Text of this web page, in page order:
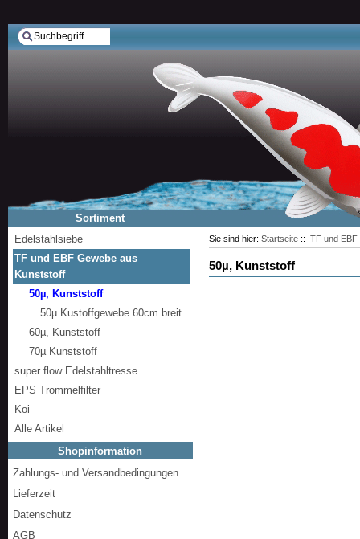
Sie sind hier: Startseite :: TF und
50µ, Kunststoff
Sortiment
Edelstahlsiebe
TF und EBF Gewebe aus
Kunststoff
50µ, Kunststoff
50µ Kustoffgewebe 60cm breit
60µ, Kunststoff
70µ Kunststoff
super flow Edelstahltresse
EPS Trommelfilter
Koi
Alle Artikel
Shopinformation
Zahlungs- und Versandbedingungen
Lieferzeit
Datenschutz
AGB